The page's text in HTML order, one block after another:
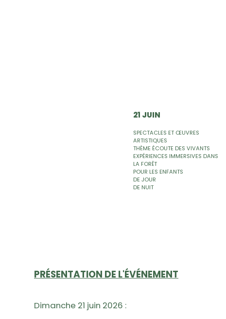
21 JUIN
SPECTACLES ET ŒUVRES
ARTISTIQUES
THÈME ÉCOUTE DES VIVANTS
EXPÉRIENCES IMMERSIVES DANS
LA FORÊT
POUR LES ENFANTS
DE JOUR
DE NUIT
PRÉSENTATION DE L'ÉVÉNEMENT
Dimanche 21 juin 2026 :